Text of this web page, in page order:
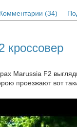
Комментарии (34)
кроссовер
Marussia F2
проезжают вот